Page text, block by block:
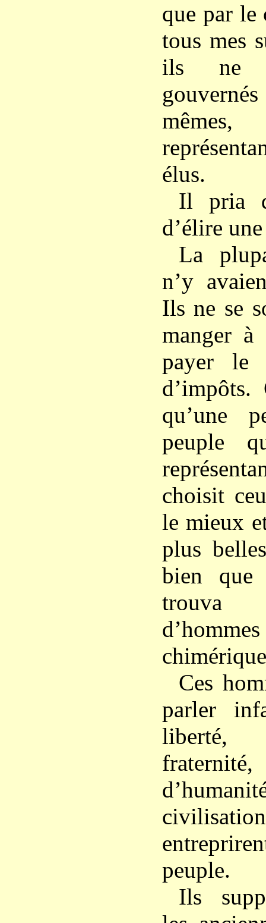
que par le
tous mes
ils ne
élus.
Il pria
d’élire
La
n’y
Ils ne se
manger
payer le
qu’une
peuple
choisit
le mieux
plus
bien que
trouva
Ces
parler
liberté,
peuple.
Ils